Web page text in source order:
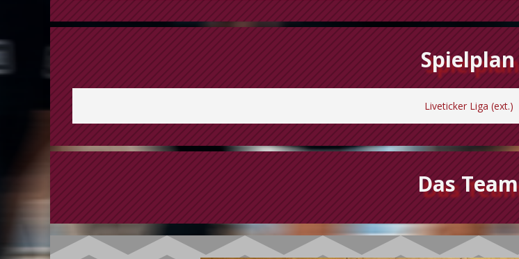
Spielplan
Liveticker Liga (ext.)
Das Team